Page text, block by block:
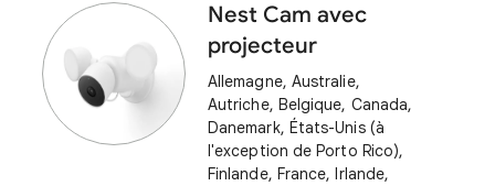
Nest Cam avec
projecteur
Allemagne, Australie,
Autriche, Belgique, Canada,
Danemark, États-Unis (à
l'exception de Porto Rico),
Finlande, France, Irlande,